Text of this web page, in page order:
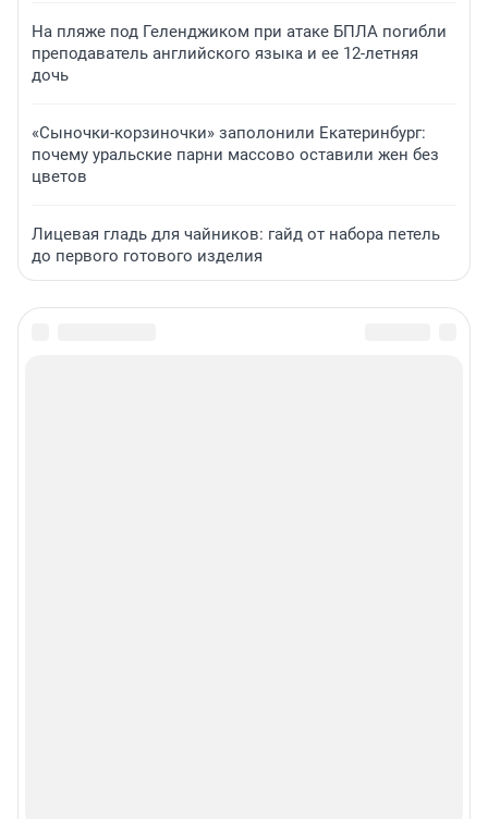
На пляже под Геленджиком при атаке БПЛА погибли
преподаватель английского языка и ее 12-летняя
дочь
«Сыночки-корзиночки» заполонили Екатеринбург:
почему уральские парни массово оставили жен без
цветов
Лицевая гладь для чайников: гайд от набора петель
до первого готового изделия